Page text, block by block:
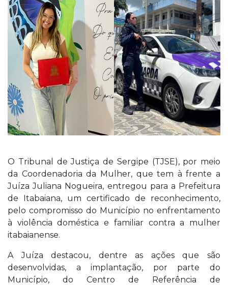
O Tribunal de Justiça de Sergipe (TJSE), por meio
da Coordenadoria da Mulher, que tem à frente a
Juíza Juliana Nogueira, entregou para a Prefeitura
de Itabaiana, um certificado de reconhecimento,
pelo compromisso do Município no enfrentamento
à violência doméstica e familiar contra a mulher
itabaianense.
A Juíza destacou, dentre as ações que são
desenvolvidas, a implantação, por parte do
Município, do Centro de Referência de